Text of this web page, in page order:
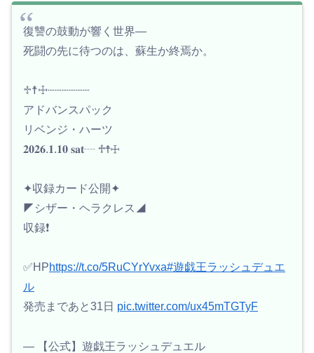
復讐の鼓動が響く世界—
死闘の先に待つのは、蘇生か終焉か。
♱☨☩┈┈┈┈┈┈
アドバンスパック
リベンジ・ハーツ
𝟐𝟎𝟐𝟔.𝟏.𝟏𝟎 𝐬𝐚𝐭┈ ♱☨☩
✦収録カード公開✦
◤シザー・ヘラクレス◢
収録❗️
✅HPhttps://t.co/5RuCYrYvxa#遊戯王ラッシュデュエ
ル
発売まであと31日 pic.twitter.com/ux45mTGTyF
— 【公式】遊戯王ラッシュデュエル